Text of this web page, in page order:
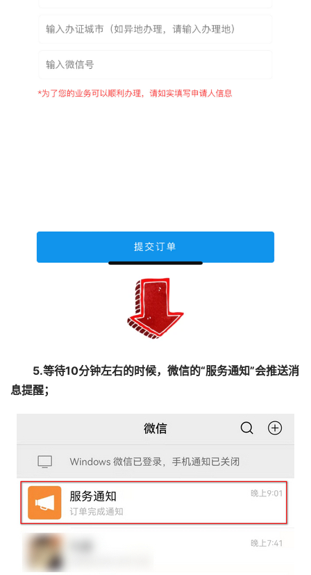
5.等待10分钟左右的时候，微信的“服务通知”会推送消
息提醒；